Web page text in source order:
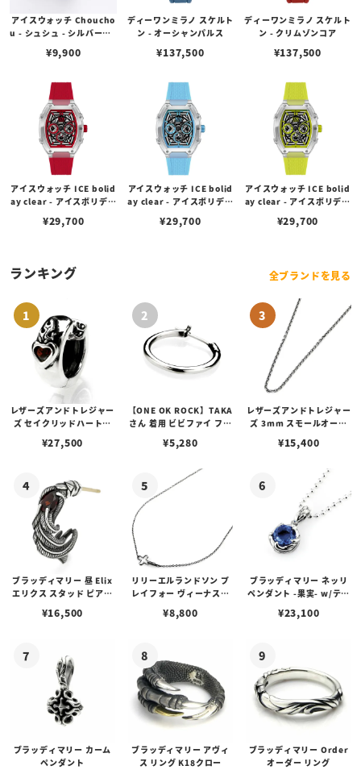
アイスウォッチ Choucho
u - シュシュ - シルバー（1
¥9,900
ディーワンミラノ スケルト
ン - オーシャンパルス
¥137,500
ディーワンミラノ スケルト
ン - クリムゾンコア
¥137,500
アイスウォッチ ICE bolid
ay clear - アイスボリデイ
ル - プラスチック - マルチ
¥29,700
アイスウォッチ ICE bolid
ay clear - アイスボリデイ
ル - プラスチック - マルチ
¥29,700
アイスウォッチ ICE bolid
ay clear - アイスボリデイ
ケル - プラスチック - マル
¥29,700
ランキング 全ブランドを見る
レザーズアンドトレジャー
ズ セイクリッドハートピ
¥27,500
【ONE OK ROCK】TAKA
さん 着用 ビビファイ フー
¥5,280
レザーズアンドトレジャー
ズ 3mm スモールオーバ
ブスタークラスプ＆LTロ
¥15,400
ブラッディマリー 昼 Elix
エリクス スタッド ピアス
¥16,500
リリーエルランドソン プ
レイフォー ヴィーナスチ
¥8,800
ブラッディマリー ネッリ
ペンダント -果実- w/ティ
¥23,100
ブラッディマリー カーム
ペンダント
ブラッディマリー アヴィ
ス リング K18クロー
ブラッディマリー Order
オーダー リング